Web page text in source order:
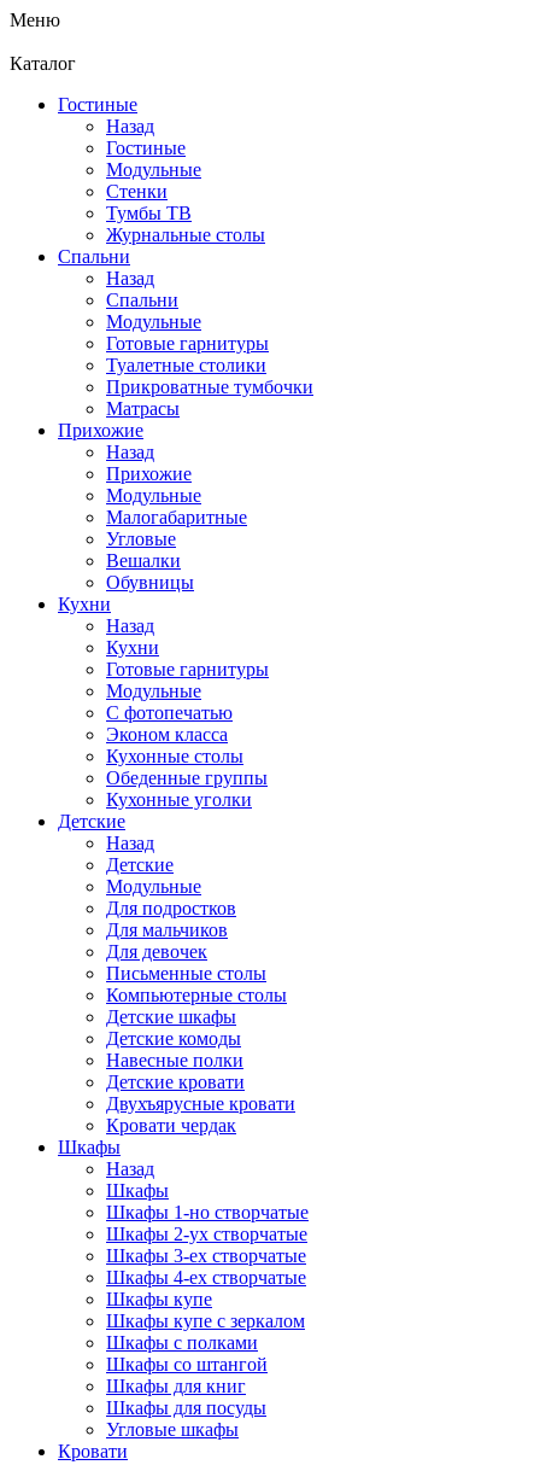
Меню
Каталог
Гостиные
Назад
Гостиные
Модульные
Стенки
Тумбы ТВ
Журнальные столы
Спальни
Назад
Спальни
Модульные
Готовые гарнитуры
Туалетные столики
Прикроватные тумбочки
Матрасы
Прихожие
Назад
Прихожие
Модульные
Малогабаритные
Угловые
Вешалки
Обувницы
Кухни
Назад
Кухни
Готовые гарнитуры
Модульные
С фотопечатью
Эконом класса
Кухонные столы
Обеденные группы
Кухонные уголки
Детские
Назад
Детские
Модульные
Для подростков
Для мальчиков
Для девочек
Письменные столы
Компьютерные столы
Детские шкафы
Детские комоды
Навесные полки
Детские кровати
Двухъярусные кровати
Кровати чердак
Шкафы
Назад
Шкафы
Шкафы 1-но створчатые
Шкафы 2-ух створчатые
Шкафы 3-ех створчатые
Шкафы 4-ех створчатые
Шкафы купе
Шкафы купе с зеркалом
Шкафы с полками
Шкафы со штангой
Шкафы для книг
Шкафы для посуды
Угловые шкафы
Кровати